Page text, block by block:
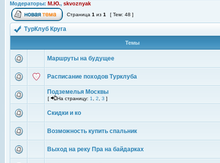
Модераторы: М.Ю., skvoznyak
Страница 1 из 1 [ Тем: 48 ]
ТурКлуб Круга
Темы
Маршруты на будущее
Расписание походов Турклуба
Подземелья Москвы
[ На страницу: 1 2 3 ]
Скидки и ко
Возможность купить спальник
Выход на реку Пра на байдарках